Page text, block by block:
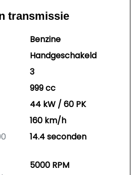
transmissie
Benzine
Handgeschakeld
3
999 cc
44 kW / 60 PK
160 km/h
14.4 seconden
5000 RPM